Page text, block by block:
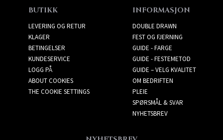
BUTIKK
LEVERING OG RETUR
KLAGER
BETINGELSER
KUNDESERVICE
LOGG PÅ
ABOUT COOKIES
THE COOKIE SETTINGS
INFORMASJON
DOUBLE DRAWN
FEST OG FJERNING
GUIDE - FARGE
GUIDE - FESTEMETOD
GUIDE – VELG KVALITET
OM BEDRIFTEN
PLEIE
SPØRSMÅL & SVAR
NYHETSBREV